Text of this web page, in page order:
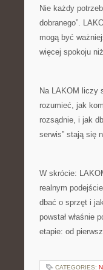
Nie każdy
dobranego”.
mogą być
więcej spokoju
Na LAKOM liczy
rozumieć, jak
rozsądnie, i jak
serwis” stają się
W skrócie:
realnym
dbać o sprzęt i
powstał właśnie
etapie: od
CATEGORIES: